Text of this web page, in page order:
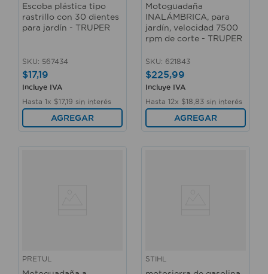
Escoba plástica tipo
rastrillo con 30 dientes
para jardín - TRUPER
SKU: 567434
$17,19
Incluye IVA
Hasta 1x $17,19 sin interés
AGREGAR
Motoguadaña
INALÁMBRICA, para
jardín, velocidad 7500
rpm de corte - TRUPER
SKU: 621843
$225,99
Incluye IVA
Hasta 12x $18 83 sin interés
AGREGAR
PRETUL STIHL